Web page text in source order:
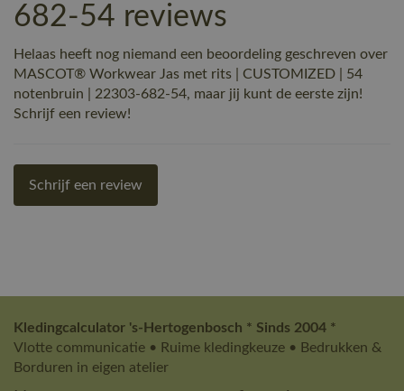
682-54 reviews
Helaas heeft nog niemand een beoordeling geschreven over
MASCOT® Workwear Jas met rits | CUSTOMIZED | 54
notenbruin | 22303-682-54, maar jij kunt de eerste zijn!
Schrijf een review!
Schrijf een review
Kledingcalculator 's-Hertogenbosch * Sinds 2004 *
Vlotte communicatie • Ruime kledingkeuze • Bedrukken &
Borduren in eigen atelier